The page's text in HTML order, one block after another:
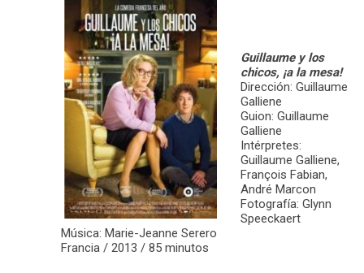
Guillaume y los
chicos, ¡a la mesa!
Dirección: Guillaume
Galliene
Guion: Guillaume
Galliene
Intérpretes:
Guillaume Galliene,
François Fabian,
André Marcon
Fotografía: Glynn
Speeckaert
Música: Marie-Jeanne Serero
Francia / 2013 / 85 minutos